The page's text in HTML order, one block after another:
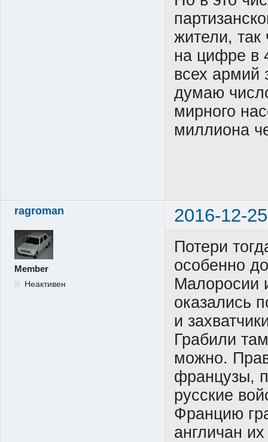
жители, так
на цифре в
всех армий
думаю
мирного
миллиона
ragroman 2016-12-
Member
Неактивен
Потери
особенно
Малоросии
оказались
и
Грабили
можно.
французы,
русские
Францию
англичан